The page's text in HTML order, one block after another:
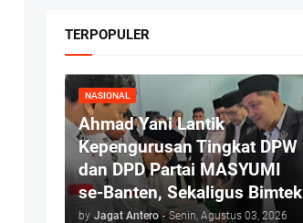
TERPOPULER
NASIONAL
Ahmad Yani Lantik
Kepengurusan Tingkat DPW
dan DPD Partai MASYUMI
se-Banten, Sekaligus Bimtek
by Jagat Antero - Senin, Agustus 03, 2026